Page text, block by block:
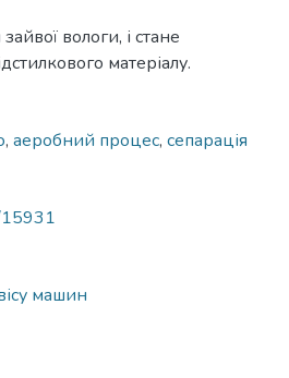
вологи, і стане
матеріалу.
, аеробний процес, сепарація
машин